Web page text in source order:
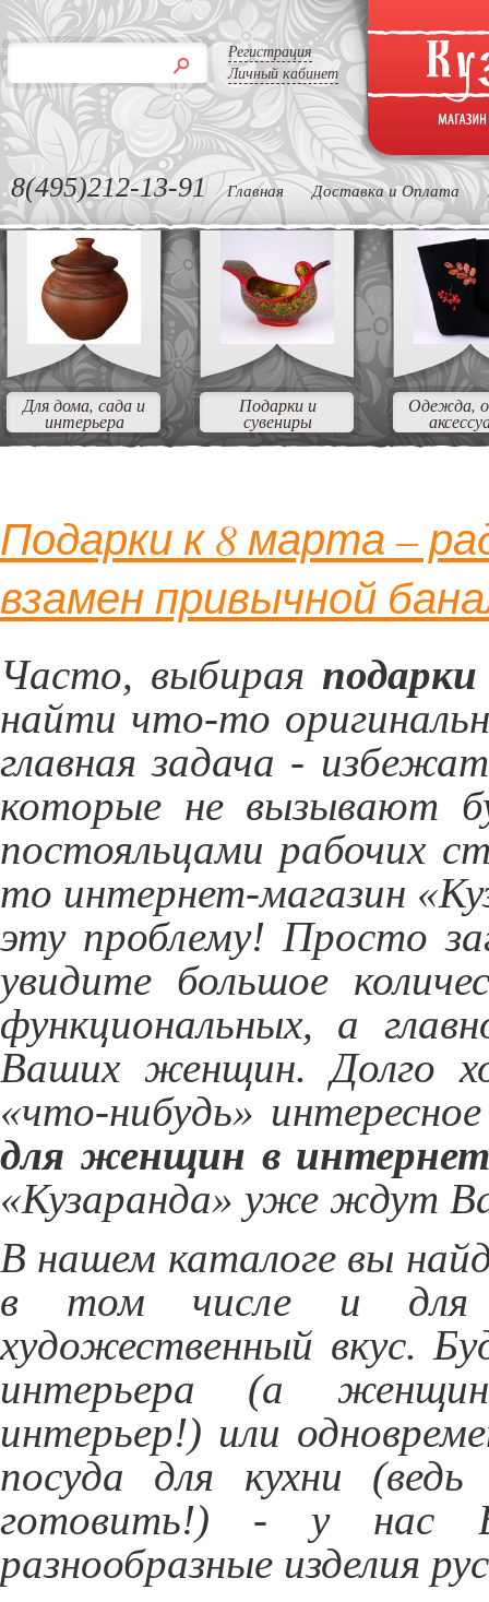
Регистрация
Личный кабинет
8(495)212-13-91 Главная Доставка и Оплата
Для дома, сада и
интерьера
Подарки и
сувениры
Одежда,
Подарки к 8 марта –
взамен привычной
Часто, выбирая
найти что-то
главная задача -
которые не вызывают
постояльцами рабочих
то интернет-магазин
эту проблему! Просто
увидите большое
функциональных, а
Ваших женщин. Долго
«что-нибудь»
для женщин в
«Кузаранда» уже ждут
В нашем каталоге вы
в том числе и для
художественный вкус.
интерьера (а
интерьер!) или
посуда для кухни
готовить!) - у нас
разнообразные изделия